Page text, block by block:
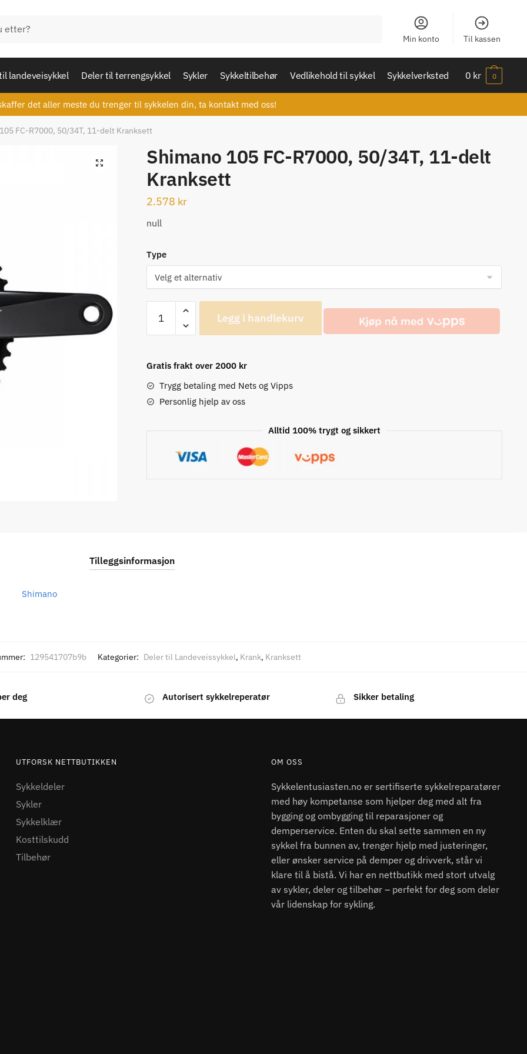
Min konto Til kassen
landeveisykkel Deler til terrengsykkel Sykler Sykkeltilbehør Vedlikehold til sykkel Sykkelverksted 0 kr 0
det aller meste du trenger til sykkelen din, ta kontakt med oss!
FC-R7000, 50/34T, 11-delt Kranksett
🔍
Shimano 105 FC-R7000, 50/34T, 11-delt
Kranksett
2.578 kr
null
Type
105
FC-
50/34T,
11-
delt
Legg i handlekurv
Gratis frakt over 2000 kr
Trygg betaling med Nets og Vipps
Personlig hjelp av oss
Alltid 100% trygt og sikkert
Tilleggsinformasjon
Shimano
129541707b9b Kategorier: Deler til Landeveissykkel, Krank, Kranksett
deg Autorisert sykkelreperatør Sikker betaling
UTFORSK NETTBUTIKKEN
Sykkeldeler
Sykler
Sykkelklær
Kosttilskudd
Tilbehør
OM OSS
Sykkelentusiasten.no er sertifiserte sykkelreparatører
med høy kompetanse som hjelper deg med alt fra
bygging og ombygging til reparasjoner og
demperservice. Enten du skal sette sammen en ny
sykkel fra bunnen av, trenger hjelp med justeringer,
eller ønsker service på demper og drivverk, står vi
klare til å bistå. Vi har en nettbutikk med stort utvalg
av sykler, deler og tilbehør – perfekt for deg som deler
vår lidenskap for sykling.